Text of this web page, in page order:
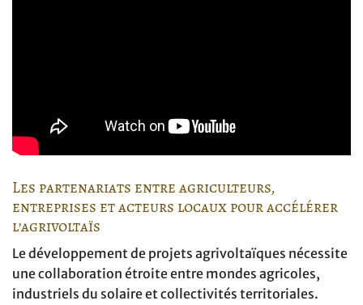
Les partenariats entre agriculteurs,
entreprises et acteurs locaux pour accélérer
l’agrivoltaïs
Le développement de projets agrivoltaïques nécessite
une collaboration étroite entre mondes agricoles,
industriels du solaire et collectivités territoriales.